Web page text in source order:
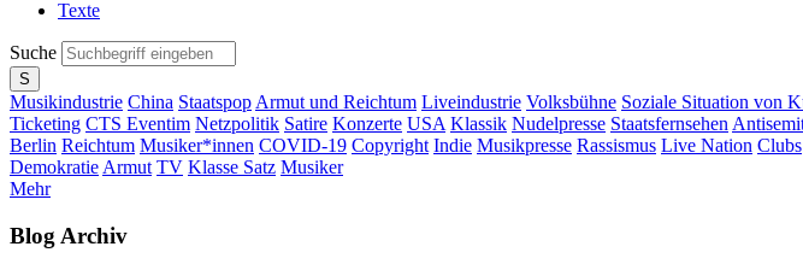
Texte
Suche
Musikindustrie China Staatspop Armut und Reichtum Liveindustrie Volksbühne Soziale Situation von
Ticketing CTS Eventim Netzpolitik Satire Konzerte USA Klassik Nudelpresse Staatsfernsehen
Berlin Reichtum Musiker*innen COVID-19 Copyright Indie Musikpresse Rassismus Live Nation Clubs
Demokratie Armut TV Klasse Satz Musiker
Mehr
Blog Archiv